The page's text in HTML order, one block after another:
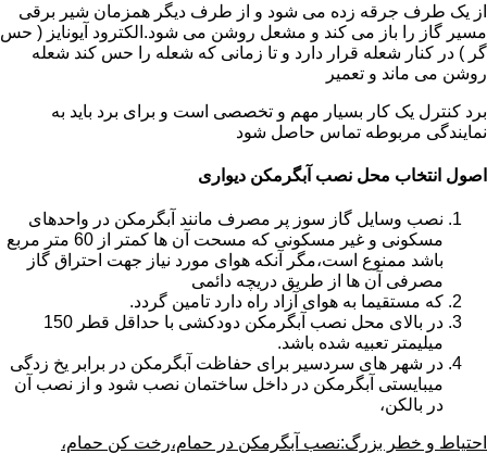
از یک طرف جرقه زده می شود و از طرف دیگر همزمان شیر برقی
مسیر گاز را باز می کند و مشعل روشن می شود.الکترود آیونایز ( حس
گر ) در کنار شعله قرار دارد و تا زمانی که شعله را حس کند شعله
روشن می ماند و تعمیر
برد کنترل یک کار بسیار مهم و تخصصی است و برای برد باید به
نمایندگی مربوطه تماس حاصل شود
اصول انتخاب محل نصب آبگرمکن دیواری
نصب وسایل گاز سوز پر مصرف مانند آبگرمکن در واحدهای
مسکونی و غیر مسکونی که مسحت آن ها کمتر از 60 متر مربع
باشد ممنوع است،مگر آنکه هوای مورد نیاز جهت احتراق گاز
مصرفی آن ها از طریق دریچه دائمی
که مستقیما به هوای آزاد راه دارد تامین گردد.
در بالای محل نصب آبگرمکن دودکشی با حداقل قطر 150
میلیمتر تعبیه شده باشد.
در شهر های سردسیر برای حفاظت آبگرمکن در برابر یخ زدگی
میبایستی آبگرمکن در داخل ساختمان نصب شود و از نصب آن
در بالکن،
احتیاط و خطر بزرگ:نصب آبگرمکن در حمام،رخت کن حمام،